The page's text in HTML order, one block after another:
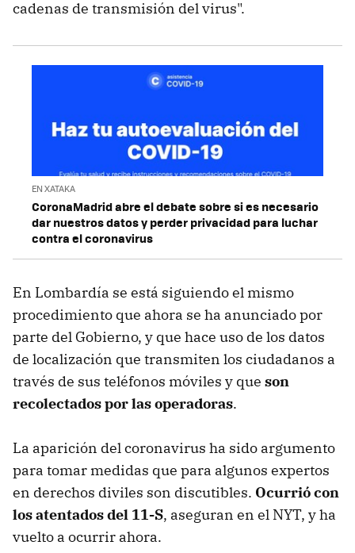
cadenas de transmisión del virus".
EN XATAKA
CoronaMadrid abre el debate sobre si es necesario
dar nuestros datos y perder privacidad para luchar
contra el coronavirus
En Lombardía se está siguiendo el mismo
procedimiento que ahora se ha anunciado por
parte del Gobierno, y que hace uso de los datos
de localización que transmiten los ciudadanos a
través de sus teléfonos móviles y que son
recolectados por las operadoras.
La aparición del coronavirus ha sido argumento
para tomar medidas que para algunos expertos
en derechos diviles son discutibles. Ocurrió con
los atentados del 11-S, aseguran en el NYT, y ha
vuelto a ocurrir ahora.